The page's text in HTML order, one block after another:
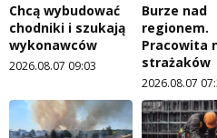
Chcą wybudować
chodniki i szukają
wykonawców
2026.08.07 09:03
Burze nad
regionem.
Pracowita
strażaków
2026.08.07